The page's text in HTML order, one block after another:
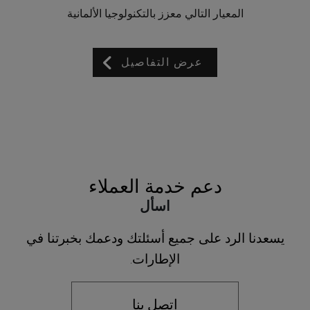
المعيار التالي معزز بالتكنولوجيا الألمانية
عرض التفاصيل
دعم خدمة العملاء
اسأل
يسعدنا الرد على جميع أسئلتك ودعمك بخبرتنا في
الإطارات.
اتصل بنا